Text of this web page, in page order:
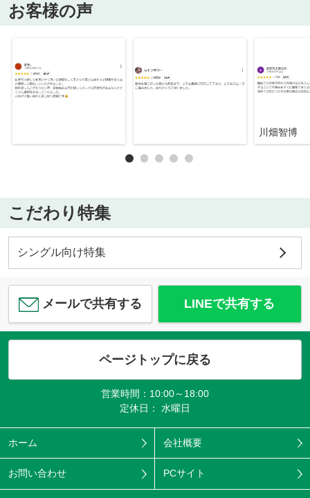
お客様の声
川畑智博
こだわり特集
シングル向け特集
メールで共有する LINEで共有する
ページトップに戻る
営業時間：10:00～18:00
定休日： 水曜日
ホーム 会社概要
お問い合わせ PCサイト